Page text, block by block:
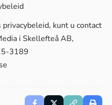
kunt u contact
i Skellefteå AB,
3189